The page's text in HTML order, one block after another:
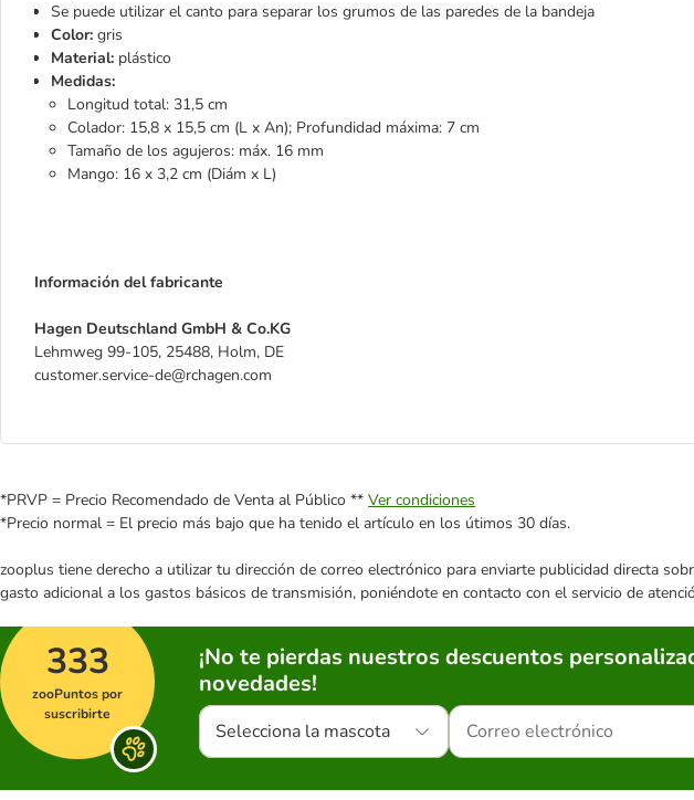
Se puede utilizar el canto para separar los grumos de las paredes de la bandeja
Color: gris
Material: plástico
Medidas:
Longitud total: 31,5 cm
Colador: 15,8 x 15,5 cm (L x An); Profundidad máxima: 7 cm
Tamaño de los agujeros: máx. 16 mm
Mango: 16 x 3,2 cm (Diám x L)
Información del fabricante
Hagen Deutschland GmbH & Co.KG
Lehmweg 99-105, 25488, Holm, DE
customer.service-de@rchagen.com
*PRVP = Precio Recomendado de Venta al Público ** Ver condiciones
*Precio normal = El precio más bajo que ha tenido el artículo en los útimos 30 días.
zooplus tiene derecho a utilizar tu dirección de correo electrónico para enviarte publicidad directa
gasto adicional a los gastos básicos de transmisión, poniéndote en contacto con el servicio de
333
zooPuntos por
suscribirte
¡No te pierdas nuestros descuentos
novedades!
Selecciona la mascota